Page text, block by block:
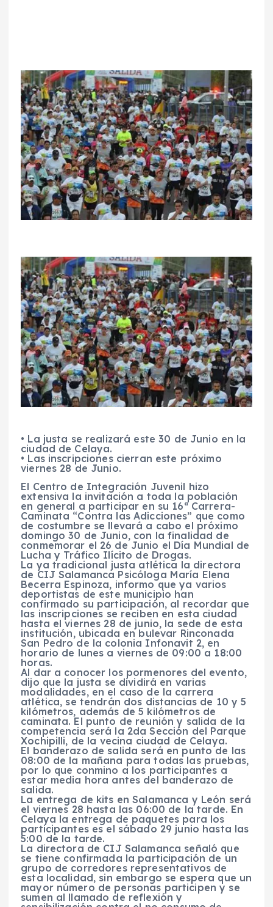
• La justa se realizará este 30 de Junio en la
ciudad de Celaya.
• Las inscripciones cierran este próximo
viernes 28 de Junio.
El Centro de Integración Juvenil hizo
extensiva la invitación a toda la población
en general a participar en su 16ª Carrera-
Caminata “Contra las Adicciones” que como
de costumbre se llevará a cabo el próximo
domingo 30 de Junio, con la finalidad de
conmemorar el 26 de Junio el Día Mundial de
Lucha y Tráfico Ilícito de Drogas.
La ya tradicional justa atlética la directora
de CIJ Salamanca Psicóloga María Elena
Becerra Espinoza, informo que ya varios
deportistas de este municipio han
confirmado su participación, al recordar que
las inscripciones se reciben en esta ciudad
hasta el viernes 28 de junio, la sede de esta
institución, ubicada en bulevar Rinconada
San Pedro de la colonia Infonavit 2, en
horario de lunes a viernes de 09:00 a 18:00
horas.
Al dar a conocer los pormenores del evento,
dijo que la justa se dividirá en varias
modalidades, en el caso de la carrera
atlética, se tendrán dos distancias de 10 y 5
kilómetros, además de 5 kilómetros de
caminata. El punto de reunión y salida de la
competencia será la 2da Sección del Parque
Xochipilli, de la vecina ciudad de Celaya.
El banderazo de salida será en punto de las
08:00 de la mañana para todas las pruebas,
por lo que conmino a los participantes a
estar media hora antes del banderazo de
salida.
La entrega de kits en Salamanca y León será
el viernes 28 hasta las 06:00 de la tarde. En
Celaya la entrega de paquetes para los
participantes es el sábado 29 junio hasta las
5:00 de la tarde.
La directora de CIJ Salamanca señaló que
se tiene confirmada la participación de un
grupo de corredores representativos de
esta localidad, sin embargo se espera que un
mayor número de personas participen y se
sumen al llamado de reflexión y